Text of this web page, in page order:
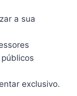
a sua
exclusivo.